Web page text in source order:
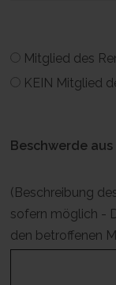
Mitglied des
KEIN Mitglied
Beschwerde
(Beschreibung
sofern möglich -
den betroffenen